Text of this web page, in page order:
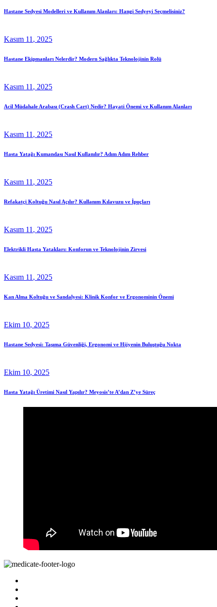
Hastane Sedyesi Modelleri ve Kullanım Alanları: Hangi Sedyeyi Seçmelisiniz?
Kasım 11 , 2025
Hastane Ekipmanları Nelerdir? Modern Sağlıkta Teknolojinin Rolü
Kasım 11 , 2025
Acil Müdahale Arabası (Crash Cart) Nedir? Hayati Önemi ve Kullanım Alanları
Kasım 11 , 2025
Hasta Yatağı Kumandası Nasıl Kullanılır? Adım Adım Rehber
Kasım 11 , 2025
Refakatçi Koltuğu Nasıl Açılır? Kullanım Kılavuzu ve İpuçları
Kasım 11 , 2025
Elektrikli Hasta Yatakları: Konforun ve Teknolojinin Zirvesi
Kasım 11 , 2025
Kan Alma Koltuğu ve Sandalyesi: Klinik Konfor ve Ergonominin Önemi
Ekim 10, 2025
Hastane Sedyesi: Taşıma Güvenliği, Ergonomi ve Hijyenin Buluştuğu Nokta
Ekim 10, 2025
Hasta Yatağı Üretimi Nasıl Yapılır? Meyosis’te A’dan Z’ye Süreç